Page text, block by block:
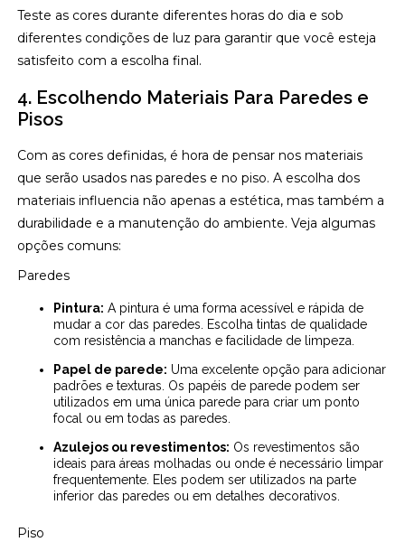
Teste as cores durante diferentes horas do dia e sob
diferentes condições de luz para garantir que você esteja
satisfeito com a escolha final.
4. Escolhendo Materiais Para Paredes e
Pisos
Com as cores definidas, é hora de pensar nos materiais
que serão usados nas paredes e no piso. A escolha dos
materiais influencia não apenas a estética, mas também a
durabilidade e a manutenção do ambiente. Veja algumas
opções comuns:
Paredes
Pintura: A pintura é uma forma acessível e rápida de
mudar a cor das paredes. Escolha tintas de qualidade
com resistência a manchas e facilidade de limpeza.
Papel de parede: Uma excelente opção para adicionar
padrões e texturas. Os papéis de parede podem ser
utilizados em uma única parede para criar um ponto
focal ou em todas as paredes.
Azulejos ou revestimentos: Os revestimentos são
ideais para áreas molhadas ou onde é necessário limpar
frequentemente. Eles podem ser utilizados na parte
inferior das paredes ou em detalhes decorativos.
Piso